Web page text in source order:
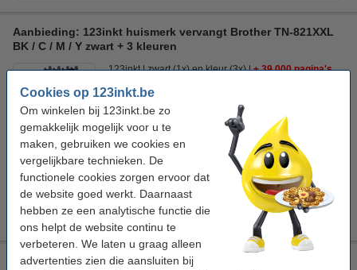
Cookies op 123inkt.be
Om winkelen bij 123inkt.be zo
gemakkelijk mogelijk voor u te
maken, gebruiken we cookies en
vergelijkbare technieken. De
functionele cookies zorgen ervoor dat
de website goed werkt. Daarnaast
hebben ze een analytische functie die
ons helpt de website continu te
verbeteren. We laten u graag alleen
advertenties zien die aansluiten bij
Aanbieding: 123inkt huismerk vervangt Brother TN-821XXL
BK / C / M / Y zwart + 3 kleuren
123inkt zwart (1x) en kleur (3x)
± 39.000 pagina's
Bekijk de specificaties en omschrijving
Direct leverbaar
Morgen in huis
€ 684,50 Bestellen
Laserprinter reinigingsdoek